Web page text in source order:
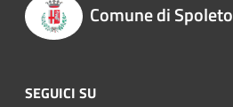
Comune di Spoleto
SEGUICI SU